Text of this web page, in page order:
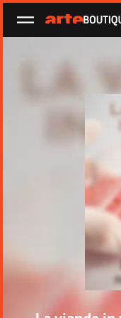
Ouvrir le menu